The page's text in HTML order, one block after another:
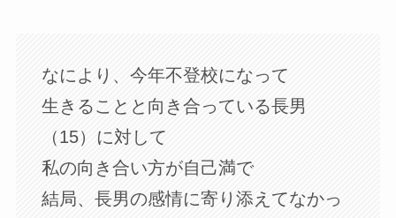
なにより、今年不登校になって
生きることと向き合っている長男
（15）に対して
私の向き合い方が自己満で
結局、長男の感情に寄り添えてなかっ